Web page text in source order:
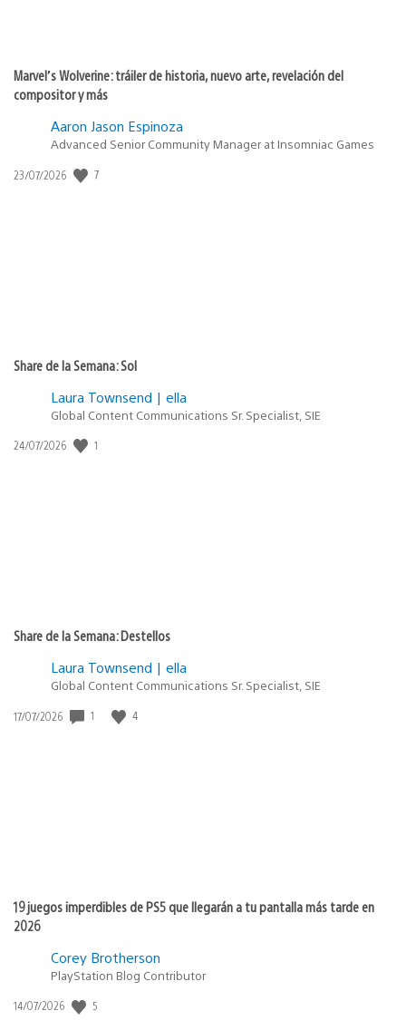
Marvel’s Wolverine: tráiler de historia, nuevo arte, revelación del
compositor y más
Aaron Jason Espinoza
Advanced Senior Community Manager at Insomniac Games
Fecha
23/07/2026 7
Share de la Semana: Sol
Laura Townsend | ella
Global Content Communications Sr. Specialist, SIE
Fecha
24/07/2026 1
Share de la Semana: Destellos
Laura Townsend | ella
Global Content Communications Sr. Specialist, SIE
Fecha
17/07/2026 1 4
19 juegos imperdibles de PS5 que llegarán a tu pantalla más tarde en
2026
Corey Brotherson
PlayStation Blog Contributor
Fecha
14/07/2026 5